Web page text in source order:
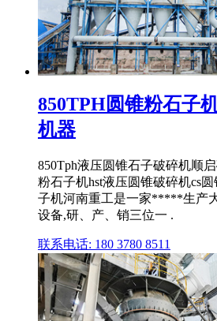
850TPH圆锥粉石子
机器
850Tph液压圆锥石子破碎机顺
粉石子机hst液压圆锥破碎机cs
子机河南重工是一家*****生产
设备,研、产、销三位一 .
联系电话: 180 3780 8511